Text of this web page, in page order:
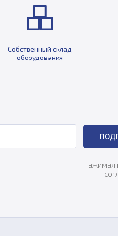
Собственный склад
оборудования
Нажимая